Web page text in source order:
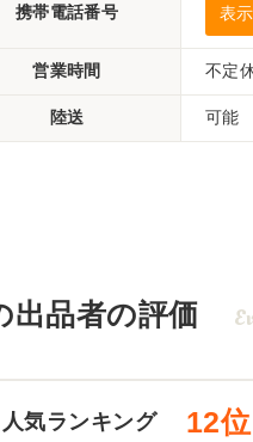
携帯電話番号 表示
営業時間 不定
陸送 可能
出品者の評価
人気ランキング 12位